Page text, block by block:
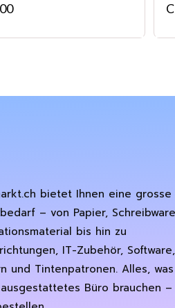
bietet Ihnen eine grosse
– von Papier,
bis hin zu
IT-Zubehör, Software,
und Tintenpatronen. Alles,
Büro brauchen –